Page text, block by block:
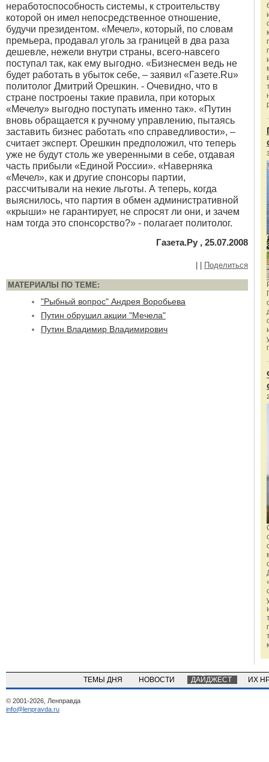
неработоспособность системы, к строительству
которой он имел непосредственное отношение,
будучи президентом. «Мечел», который, по словам
премьера, продавал уголь за границей в два раза
дешевле, нежели внутри страны, всего-навсего
поступал так, как ему выгодно. «Бизнесмен ведь не
будет работать в убыток себе, – заявил «Газете.Ru»
политолог Дмитрий Орешкин. - Очевидно, что в
стране построены такие правила, при которых
«Мечелу» выгодно поступать именно так». «Путин
вновь обращается к ручному управлению, пытаясь
заставить бизнес работать «по справедливости», –
считает эксперт. Орешкин предположил, что теперь
уже не будут столь же уверенными в себе, отдавая
часть прибыли «Единой России». «Наверняка
«Мечел», как и другие спонсоры партии,
рассчитывали на некие льготы. А теперь, когда
выяснилось, что партия в обмен административной
«крыши» не гарантирует, не спросят ли они, и зачем
нам тогда это спонсорство?» - полагает политолог.
Газета.Ру , 25.07.2008
Поделиться
МАТЕРИАЛЫ ПО ТЕМЕ:
"Рыбный вопрос" Андрея Воробьева
Путин обрушил акции "Мечела"
Путин Владимир Владимирович
ТЕМЫ ДНЯ НОВОСТИ ДАЙДЖЕСТ ИХ
© 2001-2026, Ленправда
info@lenpravda.ru